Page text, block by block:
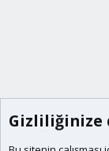
Gizliliğinize